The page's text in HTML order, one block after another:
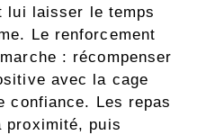
lui laisser le temps
Le renforcement
: récompenser
avec la cage
confiance. Les repas
proximité, puis